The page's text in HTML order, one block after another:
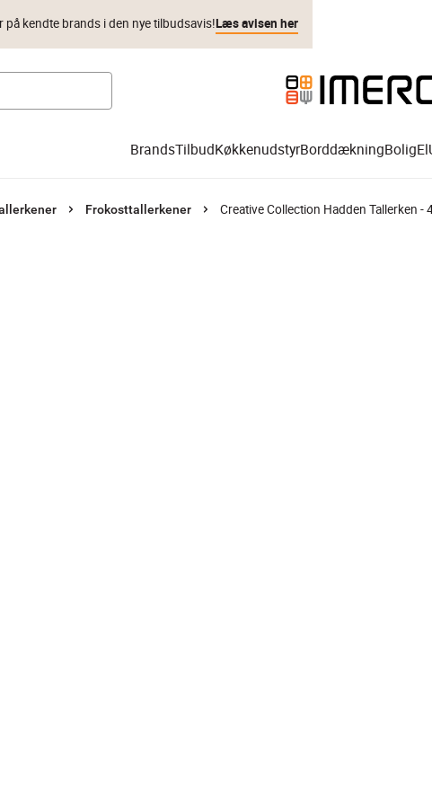
kendte brands i den nye tilbudsavis!Læs avisen her
BrandsTilbudKøkkenudstyrBorddækningBoligEl
Frokosttallerkener Creative Collection Hadden Tallerken -